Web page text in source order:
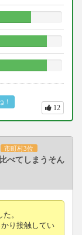
！
12
市町村3位
べてしまうそん
。
り接触してい